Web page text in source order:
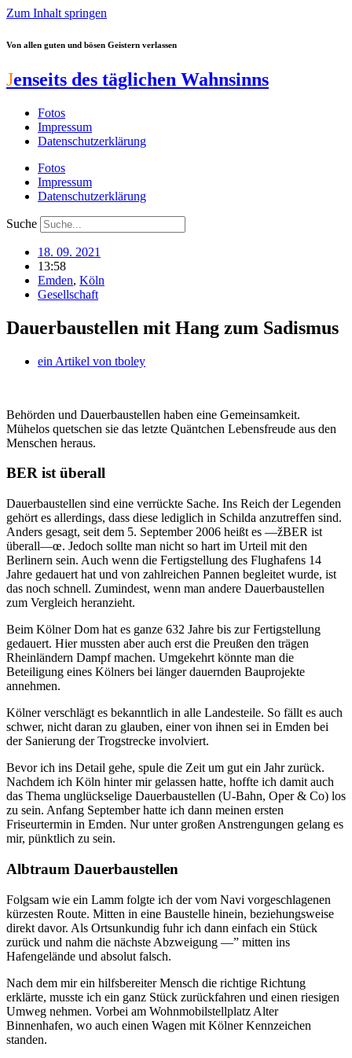
Zum Inhalt springen
Von allen guten und bösen Geistern verlassen
Jenseits des täglichen Wahnsinns
Fotos
Impressum
Datenschutzerklärung
Fotos
Impressum
Datenschutzerklärung
Suche
18. 09. 2021
13:58
Emden, Köln
Gesellschaft
Dauerbaustellen mit Hang zum Sadismus
ein Artikel von tboley
Behörden und Dauerbaustellen haben eine Gemeinsamkeit.
Mühelos quetschen sie das letzte Quäntchen Lebensfreude aus den
Menschen heraus.
BER ist überall
Dauerbaustellen sind eine verrückte Sache. Ins Reich der Legenden
gehört es allerdings, dass diese lediglich in Schilda anzutreffen sind.
Anders gesagt, seit dem 5. September 2006 heißt es —žBER ist
überall—œ. Jedoch sollte man nicht so hart im Urteil mit den
Berlinern sein. Auch wenn die Fertigstellung des Flughafens 14
Jahre gedauert hat und von zahlreichen Pannen begleitet wurde, ist
das noch schnell. Zumindest, wenn man andere Dauerbaustellen
zum Vergleich heranzieht.
Beim Kölner Dom hat es ganze 632 Jahre bis zur Fertigstellung
gedauert. Hier mussten aber auch erst die Preußen den trägen
Rheinländern Dampf machen. Umgekehrt könnte man die
Beteiligung eines Kölners bei länger dauernden Bauprojekte
annehmen.
Kölner verschlägt es bekanntlich in alle Landesteile. So fällt es auch
schwer, nicht daran zu glauben, einer von ihnen sei in Emden bei
der Sanierung der Trogstrecke involviert.
Bevor ich ins Detail gehe, spule die Zeit um gut ein Jahr zurück.
Nachdem ich Köln hinter mir gelassen hatte, hoffte ich damit auch
das Thema unglückselige Dauerbaustellen (U-Bahn, Oper & Co) los
zu sein. Anfang September hatte ich dann meinen ersten
Friseurtermin in Emden. Nur unter großen Anstrengungen gelang es
mir, pünktlich zu sein.
Albtraum Dauerbaustellen
Folgsam wie ein Lamm folgte ich der vom Navi vorgeschlagenen
kürzesten Route. Mitten in eine Baustelle hinein, beziehungsweise
direkt davor. Als Ortsunkundig fuhr ich dann einfach ein Stück
zurück und nahm die nächste Abzweigung —” mitten ins
Hafengelände und absolut falsch.
Nach dem mir ein hilfsbereiter Mensch die richtige Richtung
erklärte, musste ich ein ganz Stück zurückfahren und einen riesigen
Umweg nehmen. Vorbei am Wohnmobilstellplatz Alter
Binnenhafen, wo auch einen Wagen mit Kölner Kennzeichen
standen.